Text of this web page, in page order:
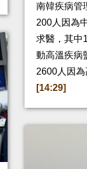
南韓疾病管
200人因為
求醫，其中
動高溫疾病
2600人因
[14:29]